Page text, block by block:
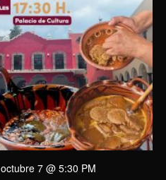
octubre 7 @ 5:30 PM